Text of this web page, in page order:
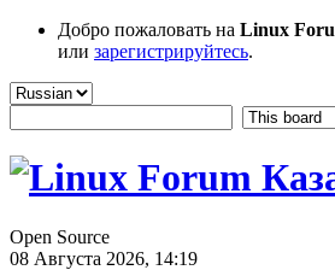
Добро пожаловать на Linux
или зарегистрируйтесь.
Open Source
08 Августа 2026, 14:19